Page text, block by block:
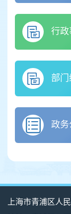
行政
部
政务
上海市青浦区人